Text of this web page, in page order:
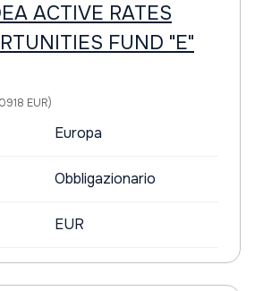
ACTIVE RATES
FUND "E"
EUR)
Europa
Obbligazionario
EUR